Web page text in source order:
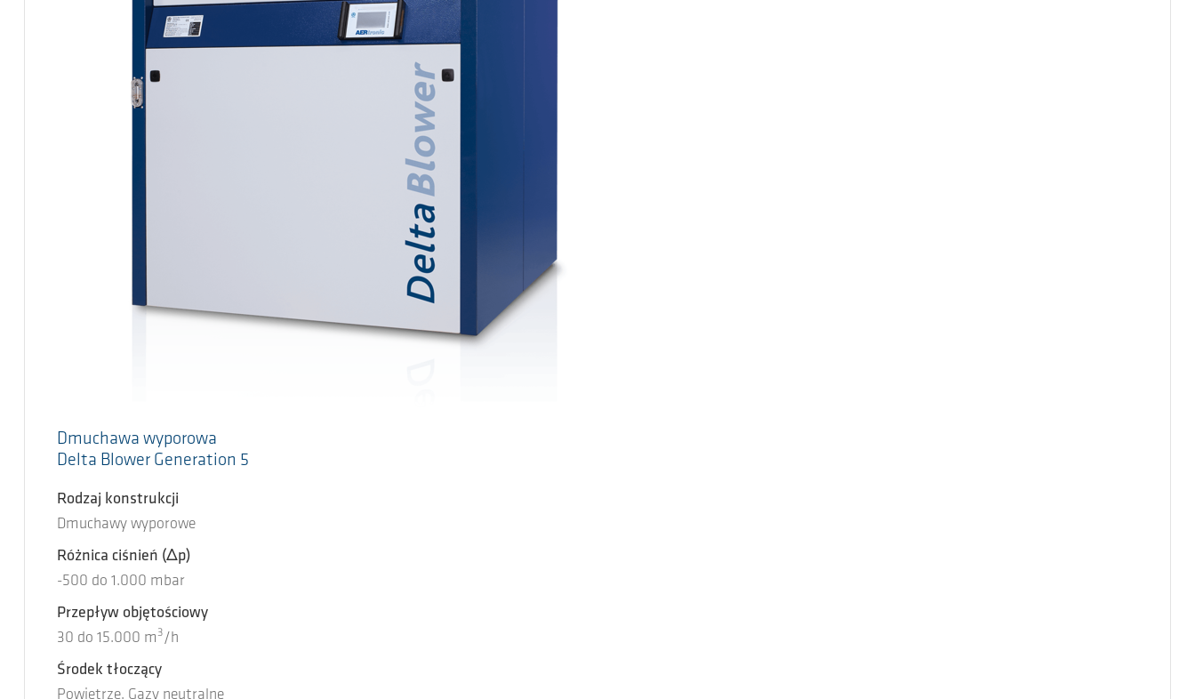
Dmuchawa wyporowa
Delta Blower Generation 5
Rodzaj konstrukcji
Dmuchawy wyporowe
Różnica ciśnień (Δp)
-500 do 1.000 mbar
Przepływ objętościowy
30 do 15.000 m 3 /h
Środek tłoczący
Powietrze, Gazy neutralne